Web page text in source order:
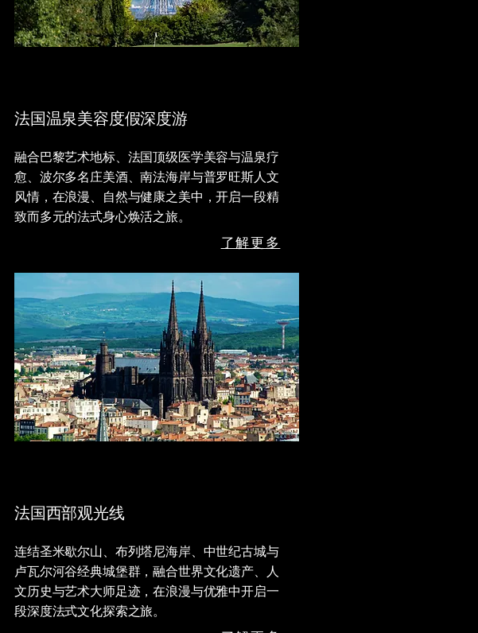
法国温泉美容度假深度游
融合巴黎艺术地标、法国顶级医学美容与温泉疗
愈、波尔多名庄美酒、南法海岸与普罗旺斯人文
风情，在浪漫、自然与健康之美中，开启一段精
致而多元的法式身心焕活之旅。
了解更多
法国西部观光线
连结圣米歇尔山、布列塔尼海岸、中世纪古城与
卢瓦尔河谷经典城堡群，融合世界文化遗产、人
文历史与艺术大师足迹，在浪漫与优雅中开启一
段深度法式文化探索之旅。